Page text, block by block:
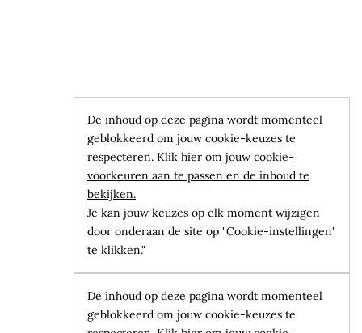
De inhoud op deze pagina wordt momenteel
geblokkeerd om jouw cookie-keuzes te
respecteren. Klik hier om jouw cookie-
voorkeuren aan te passen en de inhoud te
bekijken.
Je kan jouw keuzes op elk moment wijzigen
door onderaan de site op "Cookie-instellingen"
te klikken."
De inhoud op deze pagina wordt momenteel
geblokkeerd om jouw cookie-keuzes te